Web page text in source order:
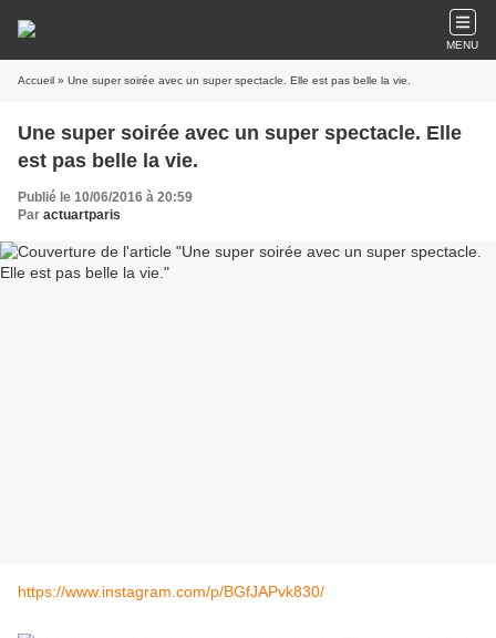
MENU
Accueil » Une super soirée avec un super spectacle. Elle est pas belle la vie.
Une super soirée avec un super spectacle. Elle
est pas belle la vie.
Publié le 10/06/2016 à 20:59
Par actuartparis
https://www.instagram.com/p/BGfJAPvk830/